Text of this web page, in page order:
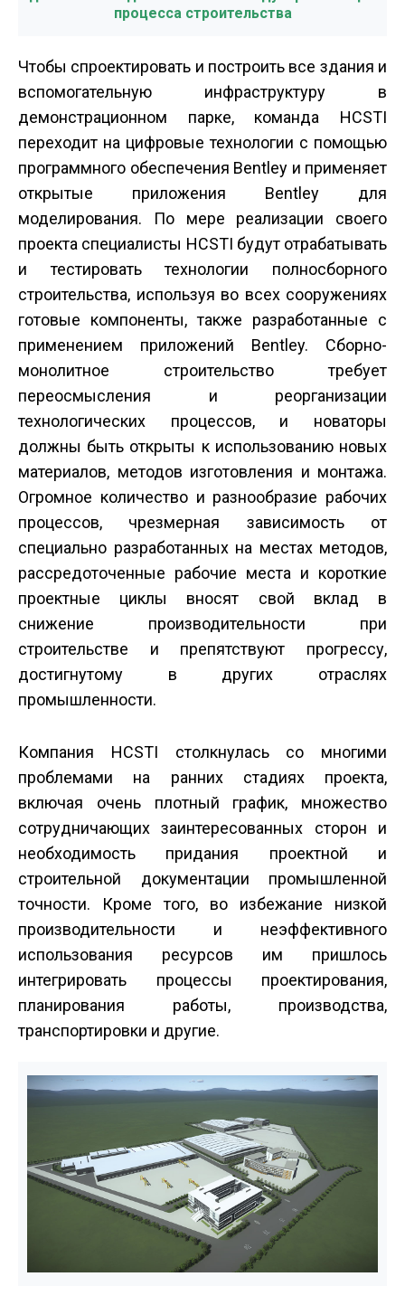
процесса строительства
Чтобы спроектировать и построить все здания и
вспомогательную инфраструктуру в
демонстрационном парке, команда HCSTI
переходит на цифровые технологии с помощью
программного обеспечения Bentley и применяет
открытые приложения Bentley для
моделирования. По мере реализации своего
проекта специалисты HCSTI будут отрабатывать
и тестировать технологии полносборного
строительства, используя во всех сооружениях
готовые компоненты, также разработанные с
применением приложений Bentley. Сборно­
монолитное строительство требует
переосмысления и реорганизации
технологических процессов, и новаторы
должны быть открыты к использованию новых
материалов, методов изготовления и монтажа.
Огромное количество и разнообразие рабочих
процессов, чрезмерная зависимость от
специально разработанных на местах методов,
рассредоточенные рабочие места и короткие
проектные циклы вносят свой вклад в
снижение производительности при
строительстве и препятствуют прогрессу,
достигнутому в других отраслях
промышленности.
Компания HCSTI столкнулась со многими
проблемами на ранних стадиях проекта,
включая очень плотный график, множество
сотрудничающих заинтересованных сторон и
необходимость придания проектной и
строительной документации промышленной
точности. Кроме того, во избежание низкой
производительности и неэффективного
использования ресурсов им пришлось
интегрировать процессы проектирования,
планирования работы, производства,
транспортировки и другие.